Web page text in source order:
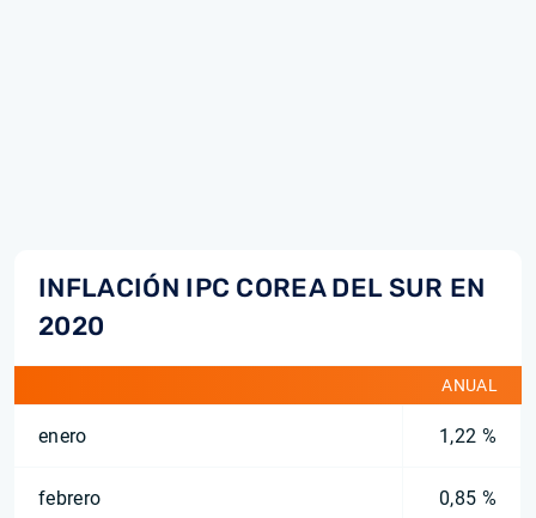
INFLACIÓN IPC COREA DEL SUR EN
2020
ANUAL
enero 1,22 %
febrero 0,85 %